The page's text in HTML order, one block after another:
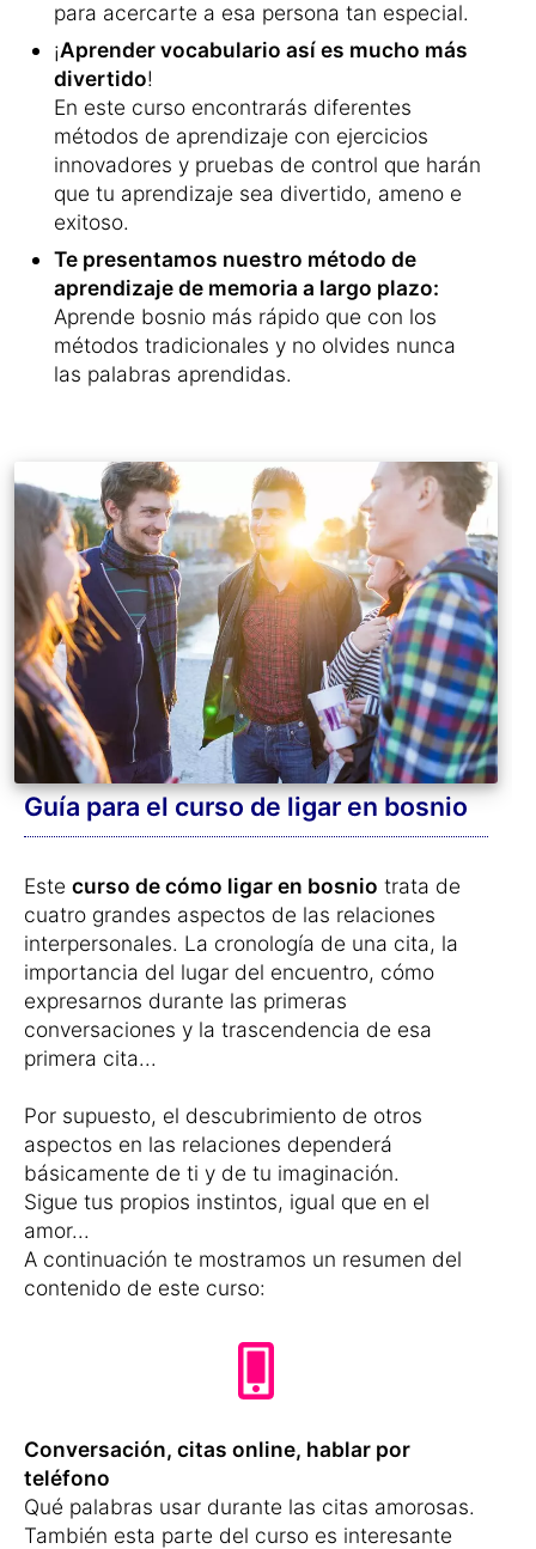
para acercarte a esa persona tan especial.
¡Aprender vocabulario así es mucho más
divertido!
En este curso encontrarás diferentes
métodos de aprendizaje con ejercicios
innovadores y pruebas de control que harán
que tu aprendizaje sea divertido, ameno e
exitoso.
Te presentamos nuestro método de
aprendizaje de memoria a largo plazo:
Aprende bosnio más rápido que con los
métodos tradicionales y no olvides nunca
las palabras aprendidas.
Guía para el curso de ligar en bosnio
Este curso de cómo ligar en bosnio trata de
cuatro grandes aspectos de las relaciones
interpersonales. La cronología de una cita, la
importancia del lugar del encuentro, cómo
expresarnos durante las primeras
conversaciones y la trascendencia de esa
primera cita...
Por supuesto, el descubrimiento de otros
aspectos en las relaciones dependerá
básicamente de ti y de tu imaginación.
Sigue tus propios instintos, igual que en el
amor...
A continuación te mostramos un resumen del
contenido de este curso:
Conversación, citas online, hablar por
teléfono
Qué palabras usar durante las citas amorosas.
También esta parte del curso es interesante